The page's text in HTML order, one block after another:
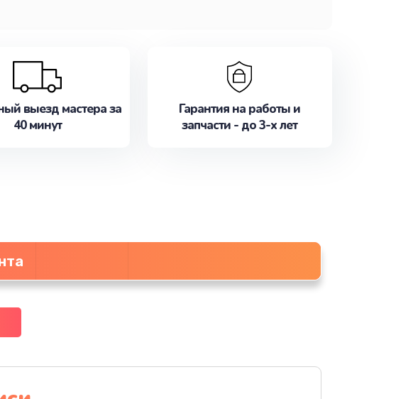
выезд мастера за
40 минут
Гарантия на работы и
запчасти - до 3-х лет